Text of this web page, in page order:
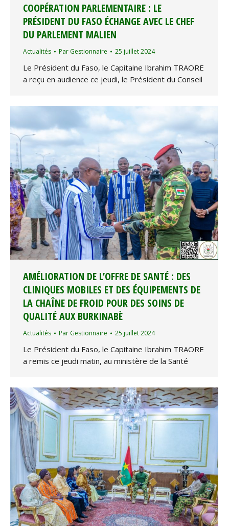
COOPÉRATION PARLEMENTAIRE : LE
PRÉSIDENT DU FASO ÉCHANGE AVEC LE CHEF
DU PARLEMENT MALIEN
Actualités Par Gestionnaire 25 juillet 2024
Le Président du Faso, le Capitaine Ibrahim TRAORE
a reçu en audience ce jeudi, le Président du Conseil
AMÉLIORATION DE L’OFFRE DE SANTÉ : DES
CLINIQUES MOBILES ET DES ÉQUIPEMENTS DE
LA CHAÎNE DE FROID POUR DES SOINS DE
QUALITÉ AUX BURKINABÈ
Actualités Par Gestionnaire 25 juillet 2024
Le Président du Faso, le Capitaine Ibrahim TRAORE
a remis ce jeudi matin, au ministère de la Santé